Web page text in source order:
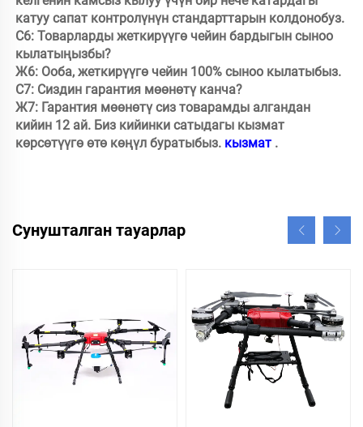
катуу сапат контролүнүн стандарттарын колдонобуз.
С6: Товарларды жеткирүүгө чейин бардыгын сыноо
кылатыңызбы?
Ж6: Ооба, жеткирүүгө чейин 100% сыноо кылатыбыз.
С7: Сиздин гарантия мөөнөтү канча?
Ж7: Гарантия мөөнөтү сиз товарамды алгандан
кийин 12 ай. Биз кийинки сатыдагы кызмат
көрсөтүүгө өтө көңүл буратыбыз. кызмат .
Сунушталган тауарлар